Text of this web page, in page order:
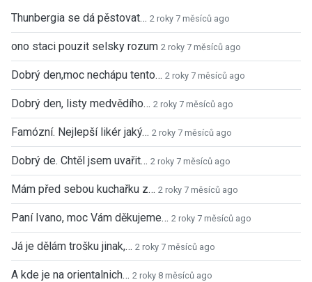
Thunbergia se dá pěstovat… 2 roky 7 měsíců ago
ono staci pouzit selsky rozum 2 roky 7 měsíců ago
Dobrý den,moc nechápu tento… 2 roky 7 měsíců ago
Dobrý den, listy medvědího… 2 roky 7 měsíců ago
Famózní. Nejlepší likér jaký… 2 roky 7 měsíců ago
Dobrý de. Chtěl jsem uvařit… 2 roky 7 měsíců ago
Mám před sebou kuchařku z… 2 roky 7 měsíců ago
Paní Ivano, moc Vám děkujeme… 2 roky 7 měsíců ago
Já je dělám trošku jinak,… 2 roky 7 měsíců ago
A kde je na orientalnich… 2 roky 8 měsíců ago